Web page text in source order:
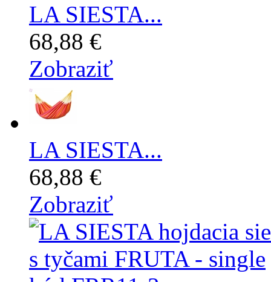
LA SIESTA...
68,88 €
Zobraziť
LA SIESTA...
68,88 €
Zobraziť